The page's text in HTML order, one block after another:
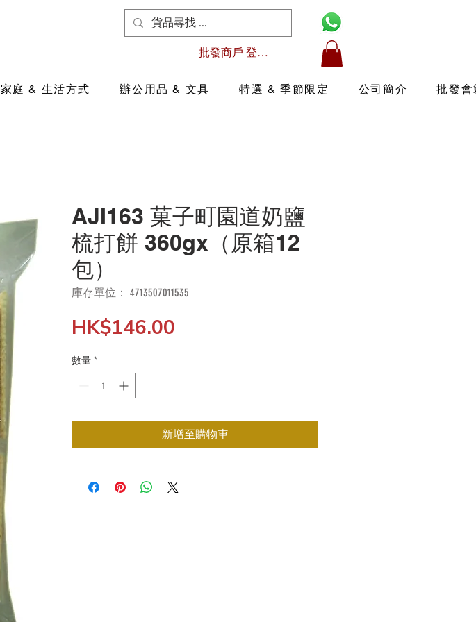
批發商戶 登入/註冊
家庭 & 生活方式 辦公用品 & 文具 特選 & 季節限定 公司簡介 批發會
AJI163 菓子町園道奶鹽
梳打餅 360gx（原箱12
包）
庫存單位： 4713507011535
HK$146.00
數量 *
新增至購物車